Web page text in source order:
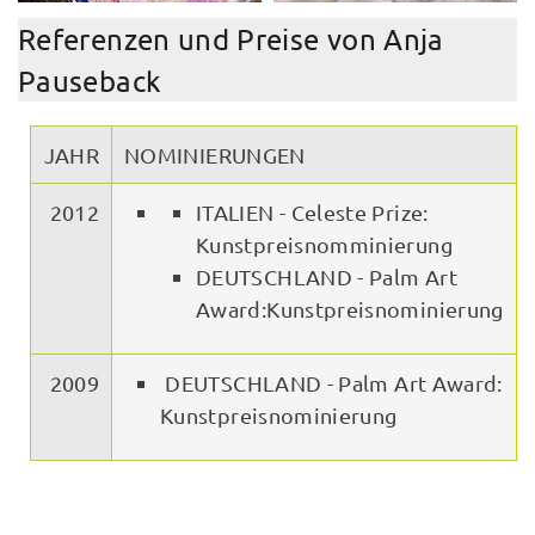
Referenzen und Preise von Anja
Pauseback
JAHR NOMINIERUNGEN
2012 ITALIEN - Celeste Prize:
Kunstpreisnomminierung
DEUTSCHLAND - Palm Art
Award:Kunstpreisnominierung
2009 DEUTSCHLAND - Palm Art Award:
Kunstpreisnominierung